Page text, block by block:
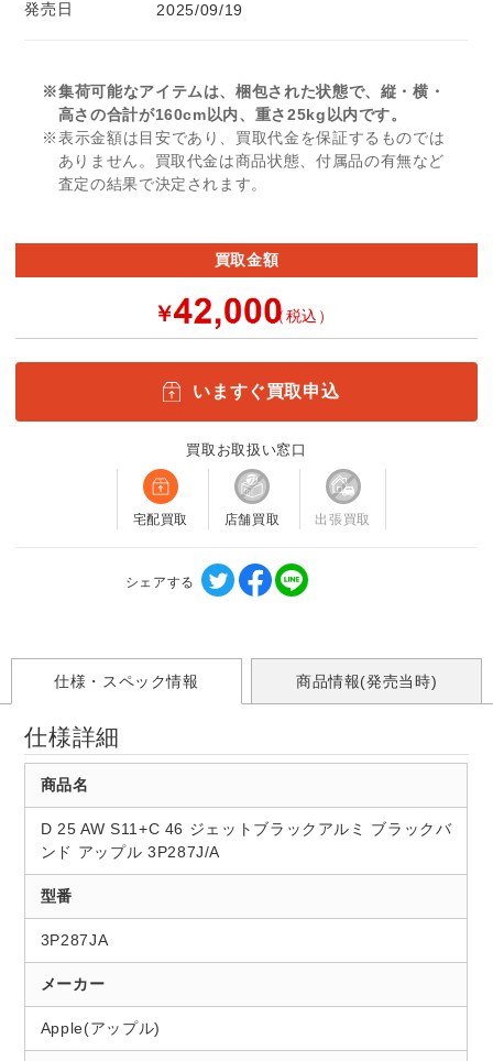
発売日 2025/09/19
※集荷可能なアイテムは、梱包された状態で、縦・横・
高さの合計が160cm以内、重さ25kg以内です。
※表示金額は目安であり、買取代金を保証するものでは
ありません。買取代金は商品状態、付属品の有無など
査定の結果で決定されます。
買取金額
￥ （税込）
いますぐ買取申込
買取お取扱い窓口
宅配買取 店舗買取 出張買取
シェアする
仕様・スペック情報 商品情報(発売当時)
仕様詳細
商品名
D 25 AW S11+C 46 ジェットブラックアルミ ブラックバ
ンド アップル 3P287J/A
型番
3P287JA
メーカー
Apple(アップル)